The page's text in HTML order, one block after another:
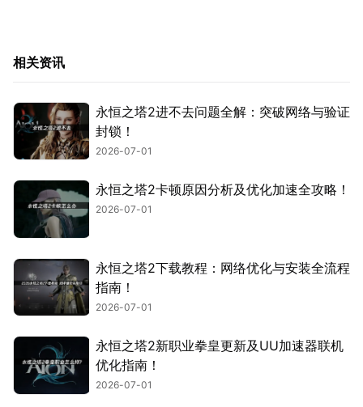
相关资讯
永恒之塔2进不去问题全解：突破网络与验证
封锁！
2026-07-01
永恒之塔2卡顿原因分析及优化加速全攻略！
2026-07-01
永恒之塔2下载教程：网络优化与安装全流程
指南！
2026-07-01
永恒之塔2新职业拳皇更新及UU加速器联机
优化指南！
2026-07-01